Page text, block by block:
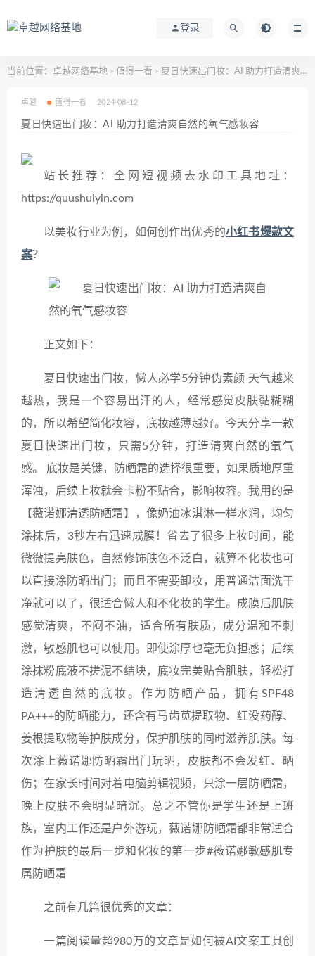
登录
当前位置： 卓越网络基地 > 值得一看 > 夏日快速出门妆：AI 助力打造清爽自然的氧气感妆容
卓越 值得一看 2024-08-12
夏日快速出门妆：AI 助力打造清爽自然的氧气感妆容
站长推荐：全网短视频去水印工具地址：
https://quushuiyin.com
以美妆行业为例，如何创作出优秀的小红书爆款文
案？
正文如下：
夏日快速出门妆，懒人必学5分钟伪素颜 天气越来
越热，我是一个容易出汗的人，经常感觉皮肤黏糊糊
的，所以希望简化妆容，底妆越薄越好。今天分享一款
夏日快速出门妆，只需5分钟，打造清爽自然的氧气
感。 底妆是关键，防晒霜的选择很重要，如果质地厚重
浑浊，后续上妆就会卡粉不贴合，影响妆容。我用的是
【薇诺娜清透防晒霜】，像奶油冰淇淋一样水润，均匀
涂抹后，3秒左右迅速成膜！省去了很多上妆时间，能
微微提亮肤色，自然修饰肤色不泛白，就算不化妆也可
以直接涂防晒出门；而且不需要卸妆，用普通洁面洗干
净就可以了，很适合懒人和不化妆的学生。成膜后肌肤
感觉清爽，不闷不油，适合所有肤质，成分温和不刺
激，敏感肌也可以使用。即使涂厚也毫无负担感；后续
涂抹粉底液不搓泥不结块，底妆完美贴合肌肤，轻松打
造清透自然的底妆。作为防晒产品，拥有SPF48
PA+++的防晒能力，还含有马齿苋提取物、红没药醇、
姜根提取物等护肤成分，保护肌肤的同时滋养肌肤。每
次涂上薇诺娜防晒霜出门玩晒，皮肤都不会发红、晒
伤；在家长时间对着电脑剪辑视频，只涂一层防晒霜，
晚上皮肤不会明显暗沉。总之不管你是学生还是上班
族，室内工作还是户外游玩，薇诺娜防晒霜都非常适合
作为护肤的最后一步和化妆的第一步#薇诺娜敏感肌专
属防晒霜
之前有几篇很优秀的文章：
一篇阅读量超980万的文章是如何被AI文案工具创